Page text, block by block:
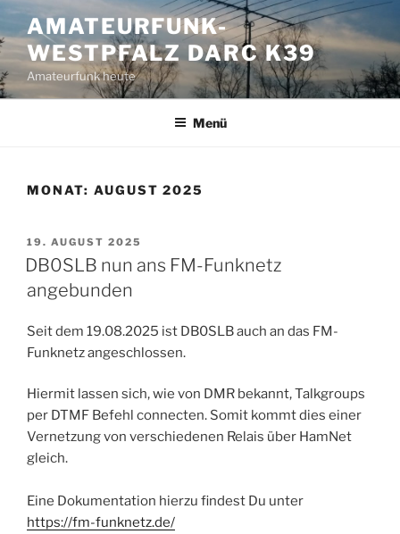
Inhalt
springen
AMATEURFUNK-
WESTPFALZ DARC K39
Amateurfunk heute
Menü
MONAT: AUGUST 2025
VERÖFFENTLICHT
AM
19. AUGUST 2025
DB0SLB nun ans FM-Funknetz
angebunden
Seit dem 19.08.2025 ist DB0SLB auch an das FM-
Funknetz angeschlossen.
Hiermit lassen sich, wie von DMR bekannt, Talkgroups
per DTMF Befehl connecten. Somit kommt dies einer
Vernetzung von verschiedenen Relais über HamNet
gleich.
Eine Dokumentation hierzu findest Du unter
https://fm-funknetz.de/